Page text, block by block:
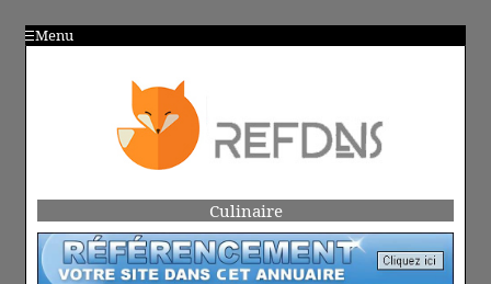
Menu
Culinaire